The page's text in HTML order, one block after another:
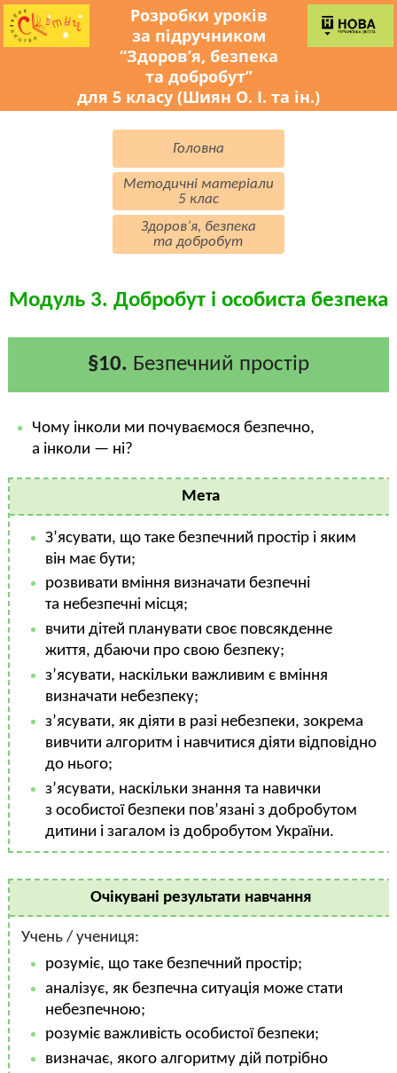
Розробки уроків
за підручником
“Здоров’я, безпека
та добробут”
для 5 класу (Шиян О. І. та ін.)
Головна
Методичні матеріали
5 клас
Здоров’я, безпека
та добробут
Модуль 3. Добробут і особиста безпека
§10. Безпечний простір
Чому інколи ми почуваємося безпечно,
а інколи — ні?
Мета
З’ясувати, що таке безпечний простір і яким
він має бути;
розвивати вміння визначати безпечні
та небезпечні місця;
вчити дітей планувати своє повсякденне
життя, дбаючи про свою безпеку;
з’ясувати, наскільки важливим є вміння
визначати небезпеку;
з’ясувати, як діяти в разі небезпеки, зокрема
вивчити алгоритм і навчитися діяти відповідно
до нього;
з’ясувати, наскільки знання та навички
з особистої безпеки пов’язані з добробутом
дитини і загалом із добробутом України.
Очікувані результати навчання
Учень / учениця:
розуміє, що таке безпечний простір;
аналізує, як безпечна ситуація може стати
небезпечною;
розуміє важливість особистої безпеки;
визначає, якого алгоритму дій потрібно